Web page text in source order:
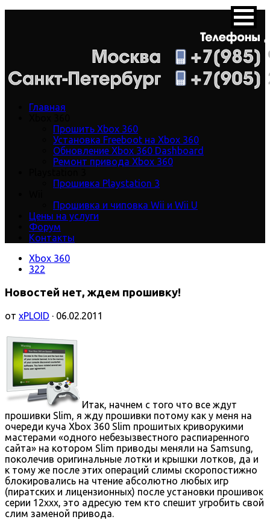
Главная
Прошить Xbox 360
Установка Freeboot на Xbox 360
Обновление Xbox 360 Dashboard
Ремонт привода Xbox 360
Прошивка Playstation 3
Прошивка и чиповка Wii и Wii U
Цены на услуги
Форум
Контакты
Xbox 360
322
Новостей нет, ждем прошивку!
от xPLOID · 06.02.2011
Итак, начнем с того что все ждут
прошивки Slim, я жду прошивки потому как у меня на
очереди куча Xbox 360 Slim прошитых криворукими
мастерами «одного небезызвестного распиаренного
сайта» на котором Slim приводы меняли на Samsung,
поколечив оригинальные лотки и крышки лотков, да и
к тому же после этих операций слимы скоропостижно
блокировались на чтение абсолютно любых игр
(пиратских и лицензионных) после установки прошивок
серии 12ххх, это адресую тем кто спешит угробить свой
слим заменой привода.